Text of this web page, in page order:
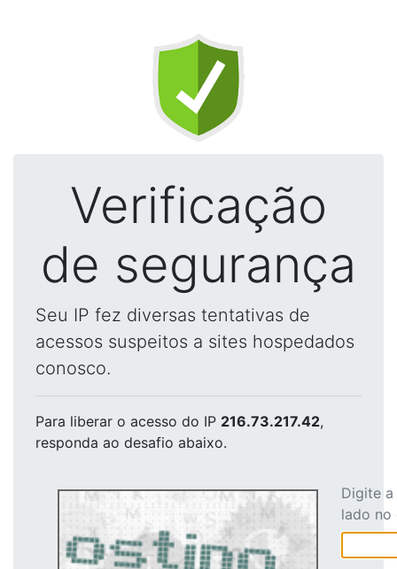
Verificação
de segurança
Seu IP fez diversas tentativas de
acessos suspeitos a sites hospedados
conosco.
Para liberar o acesso do IP 216.73.217.42,
responda ao desafio abaixo.
Digite
lado no